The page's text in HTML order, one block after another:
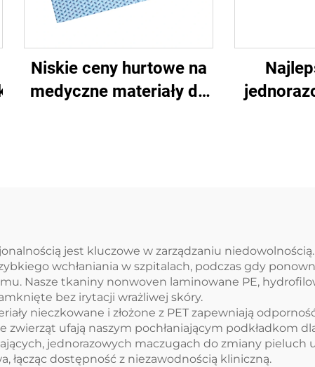
Niskie ceny hurtowe na
medyczne materiały do
jest kluczowe w zarządzaniu
wchłaniania w szpitalach, podczas gdy
Nasze tkaniny nonwoven laminowane PE,
bez irytacji wrażliwej skóry.
nieczkowane i złożone z PET zapewniają
zwierząt ufają naszym pochłaniającym podkładkom
jednorazowych maczugach do zmiany pieluch
łącząc dostępność z niezawodnością kliniczną.